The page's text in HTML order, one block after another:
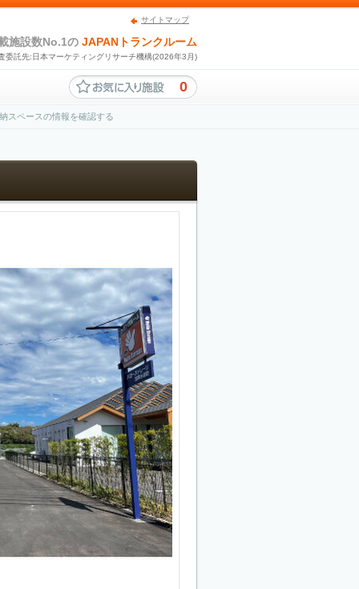
サイトマップ
施設数No.1の JAPANトランクルーム
委託先:日本マーケティングリサーチ機構(2026年3月)
0
スペースの情報を確認する